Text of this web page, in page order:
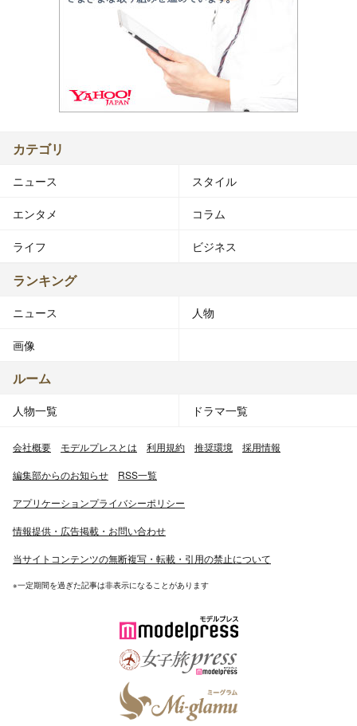
カテゴリ
ニュース スタイル
エンタメ コラム
ライフ ビジネス
ランキング
ニュース 人物
画像
ルーム
人物一覧 ドラマ一覧
会社概要 モデルプレスとは 利用規約 推奨環境 採用情報
編集部からのお知らせ RSS一覧
アプリケーションプライバシーポリシー
情報提供・広告掲載・お問い合わせ
当サイトコンテンツの無断複写・転載・引用の禁止について
※一定期間を過ぎた記事は非表示になることがあります